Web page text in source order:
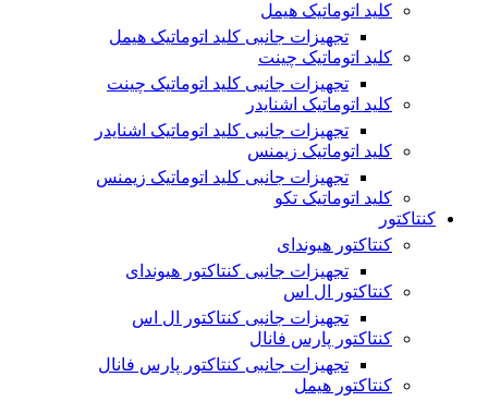
کلید اتوماتیک هیمل
تجهیزات جانبی کلید اتوماتیک هیمل
کلید اتوماتیک چینت
تجهیزات جانبی کلید اتوماتیک چینت
کلید اتوماتیک اشنایدر
تجهیزات جانبی کلید اتوماتیک اشنایدر
کلید اتوماتیک زیمنس
تجهیزات جانبی کلید اتوماتیک زیمنس
کلید اتوماتیک تکو
کنتاکتور
کنتاکتور هیوندای
تجهیزات جانبی کنتاکتور هیوندای
کنتاکتور ال اس
تجهیزات جانبی کنتاکتور ال اس
کنتاکتور پارس فانال
تجهیزات جانبی کنتاکتور پارس فانال
کنتاکتور هیمل